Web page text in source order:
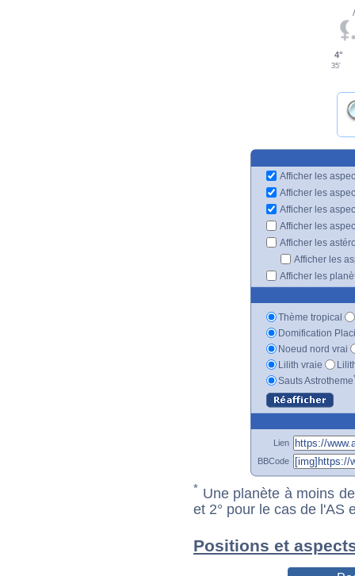
4°
35'
Afficher les
Afficher les
Afficher les
Afficher les
Afficher les
Afficher les
Afficher les
Thème tropical
Domification
Noeud nord vrai
Lilith vraie
Sauts Astrotheme
Lien
BBCode
* Une planète à moins
et 2° pour le cas de l'AS
Positions et